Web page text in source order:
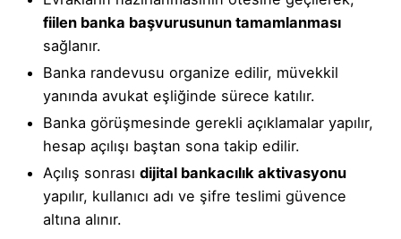
fiilen banka başvurusunun tamamlanması
sağlanır.
Banka randevusu organize edilir, müvekkil
yanında avukat eşliğinde sürece katılır.
Banka görüşmesinde gerekli açıklamalar yapılır,
hesap açılışı baştan sona takip edilir.
Açılış sonrası dijital bankacılık aktivasyonu
yapılır, kullanıcı adı ve şifre teslimi güvence
altına alınır.